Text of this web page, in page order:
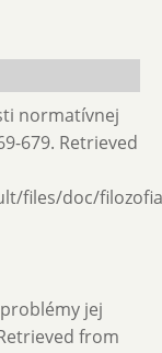
normatívnej
679. Retrieved
files/doc/
jej
from